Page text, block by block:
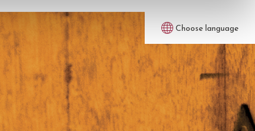
Choose language